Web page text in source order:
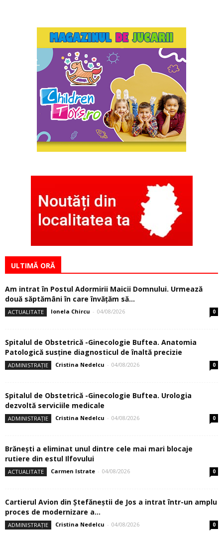
ULTIMĂ ORĂ
Am intrat în Postul Adormirii Maicii Domnului. Urmează
două săptămâni în care învăţăm să...
ACTUALITATE Ionela Chircu - 04/08/2026 0
Spitalul de Obstetrică -Ginecologie Buftea. Anatomia
Patologică susţine diagnosticul de înaltă precizie
ADMINISTRAȚIE Cristina Nedelcu - 04/08/2026 0
Spitalul de Obstetrică -Ginecologie Buftea. Urologia
dezvoltă serviciile medicale
ADMINISTRAȚIE Cristina Nedelcu - 04/08/2026 0
Brănești a eliminat unul dintre cele mai mari blocaje
rutiere din estul Ilfovului
ACTUALITATE Carmen Istrate - 04/08/2026 0
Cartierul Avion din Ştefăneştii de Jos a intrat într-un amplu
proces de modernizare a...
ADMINISTRAȚIE Cristina Nedelcu - 04/08/2026 0